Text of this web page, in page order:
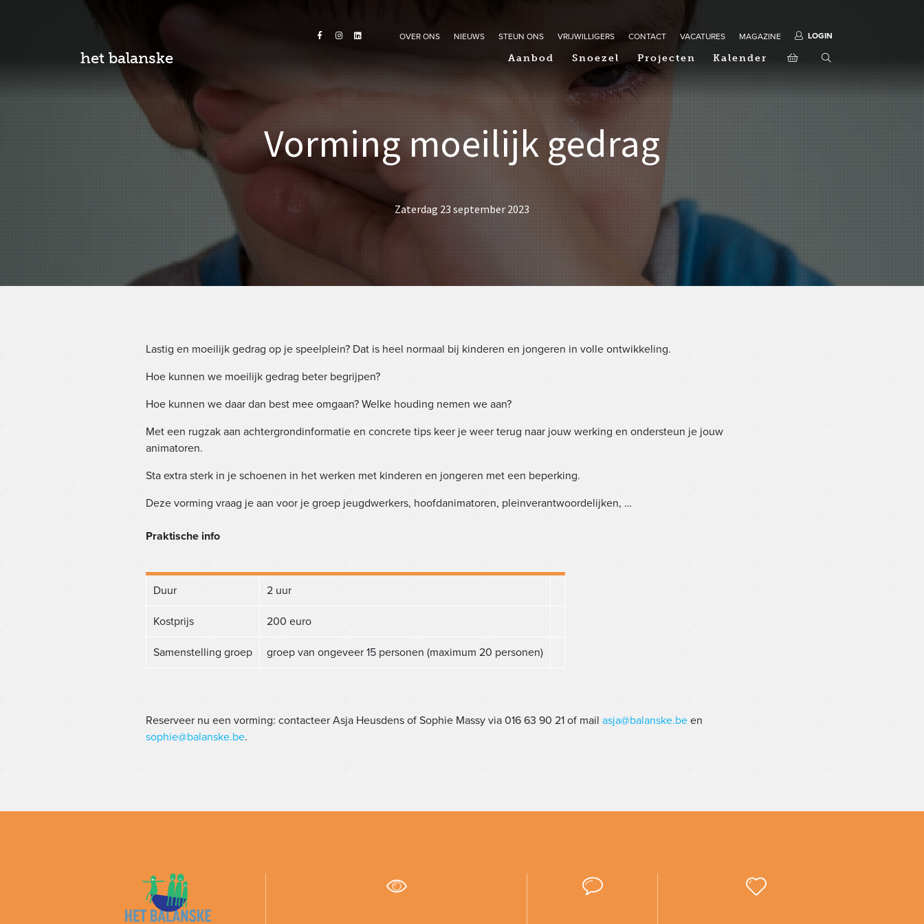
OVER ONS NIEUWS STEUN ONS VRIJWILLIGERS CONTACT VACATURES MAGAZINE LOGIN
het balanske Aanbod Snoezel Projecten Kalender
Vorming moeilijk gedrag
Zaterdag 23 september 2023
Lastig en moeilijk gedrag op je speelplein? Dat is heel normaal bij kinderen en jongeren in volle ontwikkeling.
Hoe kunnen we moeilijk gedrag beter begrijpen?
Hoe kunnen we daar dan best mee omgaan? Welke houding nemen we aan?
Met een rugzak aan achtergrondinformatie en concrete tips keer je weer terug naar jouw werking en ondersteun je jouw
animatoren.
Sta extra sterk in je schoenen in het werken met kinderen en jongeren met een beperking.
Deze vorming vraag je aan voor je groep jeugdwerkers, hoofdanimatoren, pleinverantwoordelijken, …
Praktische info
Duur 2 uur
Kostprijs 200 euro
Samenstelling groep groep van ongeveer 15 personen (maximum 20 personen)
Reserveer nu een vorming: contacteer Asja Heusdens of Sophie Massy via 016 63 90 21 of mail asja@balanske.be en
sophie@balanske.be.